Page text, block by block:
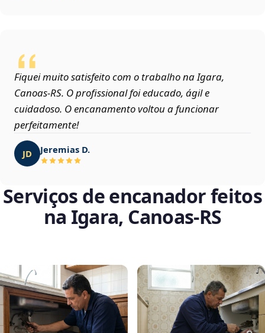
Fiquei muito satisfeito com o trabalho na Igara,
Canoas‑RS. O profissional foi educado, ágil e
cuidadoso. O encanamento voltou a funcionar
perfeitamente!
JD Jeremias D.
Serviços de encanador feitos
na Igara, Canoas‑RS